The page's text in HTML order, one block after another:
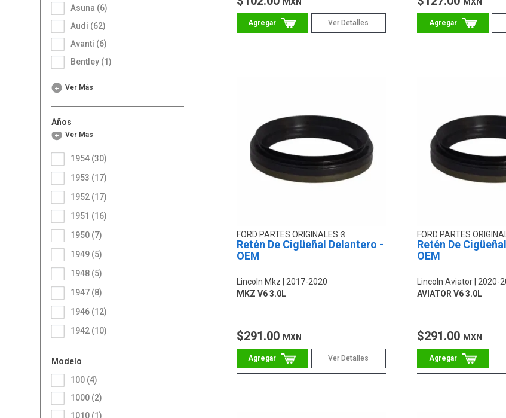
Asuna (6)
Audi (62)
Avanti (6)
Bentley (1)
Ver Más
Modelo
100 (4)
1000 (2)
1010 (1)
Años
1942 (10)
1946 (12)
1947 (8)
1948 (5)
1949 (5)
1950 (7)
1951 (16)
1952 (17)
1953 (17)
1954 (30)
Ver Más
Ver Detalles
FORD PARTES ORIGINALES
Retén De Cigüeñal Delantero -
OEM
Lincoln Mkz
2017-2020
MKZ V6 3.0L
$291.00 MXN
Ver Detalles
FORD PARTES
Retén De
OEM
Lincoln Aviator 2020-
AVIATOR V6 3.0L
$291.00 MXN